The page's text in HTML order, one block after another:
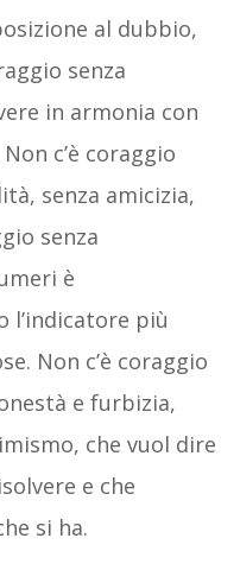
al dubbio,
senza
in armonia con
c’è coraggio
senza amicizia,
senza
è
l’indicatore più
Non c’è coraggio
e furbizia,
che vuol dire
e che
si ha.